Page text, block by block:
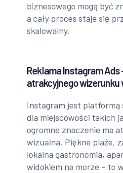
biznesowego mogą być
a cały proces staje się
skalowalny.
Reklama Instagram Ads
atrakcyjnego wizerunku
Instagram jest platformą
dla miejscowości takich
ogromne znaczenie ma
wizualna. Piękne plaże,
lokalna gastronomia,
widokiem na morze – to